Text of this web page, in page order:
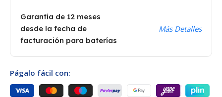
Garantía de 12 meses
desde la fecha de
facturación para baterías
Más Detalles
Págalo fácil con: